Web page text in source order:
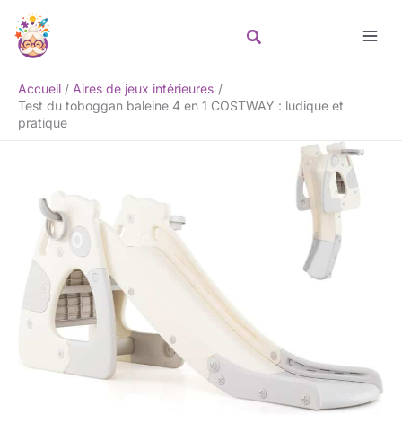
contenu
Accueil
Aires de jeux intérieures
Test du toboggan baleine 4 en 1 COSTWAY : ludique et
pratique
Rechercher